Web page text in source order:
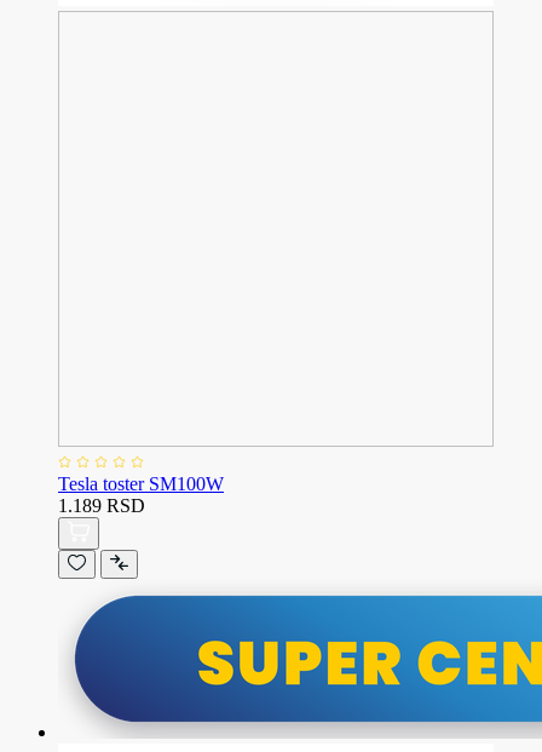
Tesla toster SM100W
1.189 RSD